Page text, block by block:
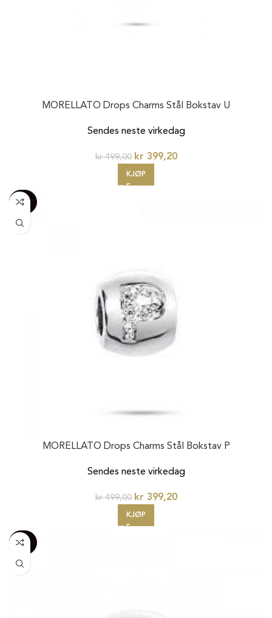
MORELLATO Drops Charms Stål Bokstav U
Sendes neste virkedag
kr499,00 kr 399,20
KJØP
-100%
20%
MORELLATO Drops Charms Stål Bokstav P
Sendes neste virkedag
kr499,00 kr 399,20
KJØP
-100%
20%